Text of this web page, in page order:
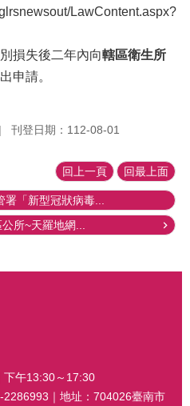
LawContent.aspx?
損失後二年內向轄區衛生所
申請。
刊登日期：112-08-01
回上一頁 回最上面
署「新型冠狀病毒...
所~天羅地網...
下午13:30～17:30
｜地址：704026臺南市